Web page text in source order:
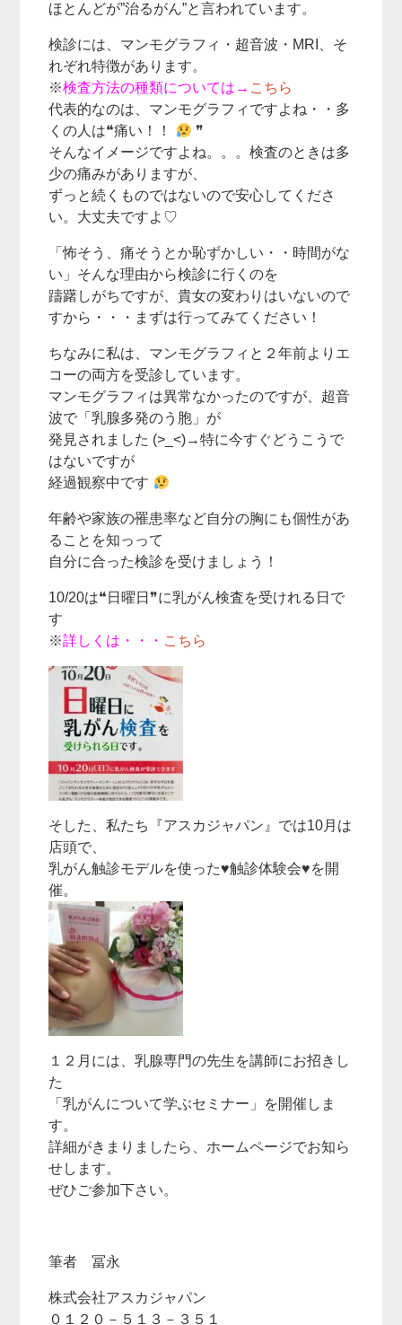
ほとんどが”治るがん”と言われています。
検診には、マンモグラフィ・超音波・MRI、そ
れぞれ特徴があります。
※検査方法の種類については→ こちら
代表的なのは、マンモグラフィですよね・・多
くの人は❝痛い！！
❞
そんなイメージですよね。。。検査のときは多
少の痛みがありますが、
ずっと続くものではないので安心してくださ
い。大丈夫ですよ♡
「怖そう、痛そうとか恥ずかしい・・時間がな
い」そんな理由から検診に行くのを
躊躇しがちですが、貴女の変わりはいないので
すから・・・まずは行ってみてください！
ちなみに私は、マンモグラフィと２年前よりエ
コーの両方を受診しています。
マンモグラフィは異常なかったのですが、超音
波で「乳腺多発のう胞」が
発見されました (>_<)→特に今すぐどうこうで
はないですが
経過観察中です
年齢や家族の罹患率など自分の胸にも個性があ
ることを知っって
自分に合った検診を受けましょう！
10/20は❝日曜日❞に乳がん検査を受けれる日で
す
※詳しくは・・・ こちら
そした、私たち『アスカジャパン』では10月は
店頭で、
乳がん触診モデルを使った♥触診体験会♥を開
催。
１２月には、乳腺専門の先生を講師にお招きし
た
「乳がんについて学ぶセミナー」を開催しま
す。
詳細がきまりましたら、ホームページでお知ら
せします。
ぜひご参加下さい。
筆者 冨永
株式会社アスカジャパン
０１２０－５１３－３５１